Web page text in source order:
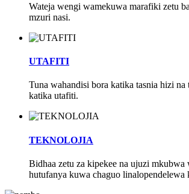
Wateja wengi wamekuwa marafiki zetu
mzuri nasi.
UTAFITI
Tuna wahandisi bora katika tasnia hizi
katika utafiti.
TEKNOLOJIA
Bidhaa zetu za kipekee na ujuzi mkubwa
hutufanya kuwa chaguo linalopendelewa